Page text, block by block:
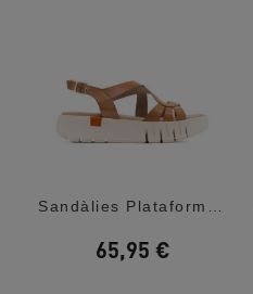
Sandàlies Plataformes Porronet Débora...
65,95 €